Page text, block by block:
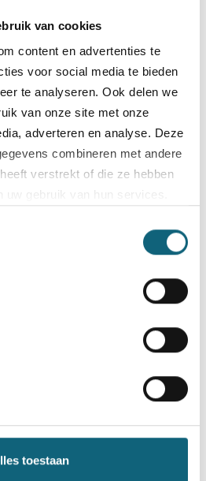
van cookies
content en advertenties te
voor social media te bieden
te analyseren. Ook delen we
van onze site met onze
adverteren en analyse. Deze
combineren met andere
verstrekt of die ze hebben
uw gebruik van hun services.
toestaan
in de industriële